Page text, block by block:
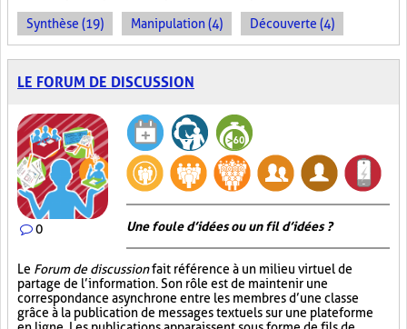
Synthèse (19) Manipulation (4) Découverte (4)
LE FORUM DE DISCUSSION
0 Une foule d’idées ou un fil d’idées ?
Le Forum de discussionfait référence à un milieu virtuel de
partage de l’information. Son rôle est de maintenir une
correspondance asynchrone entre les membres d’une classe
grâce à la publication de messages textuels sur une plateforme